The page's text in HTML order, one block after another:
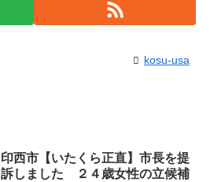
kosu-usa
印西市【いたくら正直】市長を提
訴しました ２４歳女性の立候補